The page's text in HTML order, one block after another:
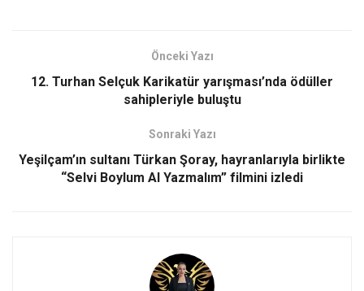
o
d
Önceki Yazı
12. Turhan Selçuk Karikatür yarışması’nda ödüller
sahipleriyle buluştu
Sonraki Yazı
Yeşilçam’ın sultanı Türkan Şoray, hayranlarıyla birlikte
“Selvi Boylum Al Yazmalım” filmini izledi